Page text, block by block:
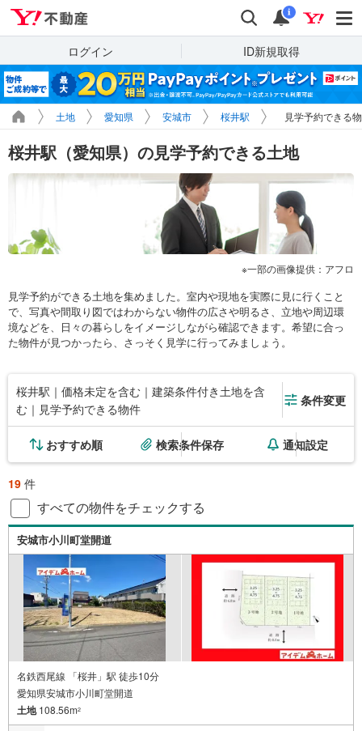
検索 通知
i
ログイン ID新規取得
土地 愛知県 安城市 桜井駅 見学予約できる
桜井駅（愛知県）の見学予約できる土地
一部の画像提供：アフロ
見学予約ができる土地を集めました。室内や現地を実際に見に行くこと
で、写真や間取り図ではわからない物件の広さや明るさ、立地や周辺環
境などを、日々の暮らしをイメージしながら確認できます。希望に合っ
た物件が見つかったら、さっそく見学に行ってみましょう。
桜井駅｜価格未定を含む｜建築条件付き土地を含
む｜見学予約できる物件
条件変更
おすすめ順 検索条件保存 通知設定
19 件
すべての物件をチェックする
安城市小川町堂開道
名鉄西尾線 「桜井」駅 徒歩10分
愛知県安城市小川町堂開道
土地108.56m2